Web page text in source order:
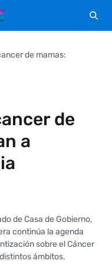
de mamas:
de
a
de Casa de Gobierno,
continúa la agenda
sobre el Cáncer
ámbitos.